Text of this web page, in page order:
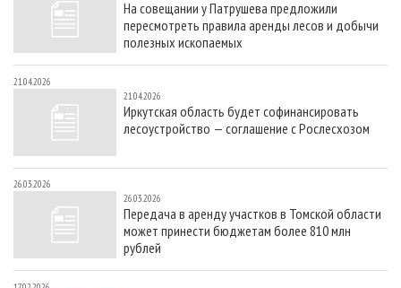
СУШКА ДРЕВЕСИНЫ
ПРОИЗВОДСТВО ДРЕВЕСНЫХ ПЛИТ
ДЕРЕВЯННОЕ ДОМОСТРОЕНИЕ
ПРОИЗВОДСТВО МЕБЕЛИ
БИОЭНЕРГЕТИКА
ЦБП
ИНСТРУМЕНТ И МАТЕРИАЛЫ
ПЕРСОНЫ
МОБИЛЬНЫЕ ВЫСТАВКИ
ПРИОРИТЕТНЫЕ ИНВЕСТПРОЕКТЫ
RUSSIAN FORESTRY REVIEW
ГАЗЕТА ЛЕСПРОМФОРУМ
БИБЛИОТЕКА СПЕЦИАЛИСТА
КОНТАКТЫ
РЕКЛАМА
РЕКЛАМА НА САЙТЕ
На совещании у Патрушева предложили
пересмотреть правила аренды лесов и добычи
полезных ископаемых
21.04.2026
21.04.2026
Иркутская область будет софинансировать
лесоустройство — соглашение с Рослесхозом
26.03.2026
26.03.2026
Передача в аренду участков в Томской области
может принести бюджетам более 810 млн
рублей